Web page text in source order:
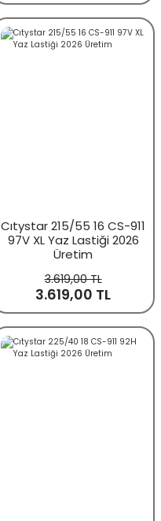
Cıtystar 215/55 16 CS-911
97V XL Yaz Lastiği 2026
Üretim
3.619,00 TL
3.619,00 TL